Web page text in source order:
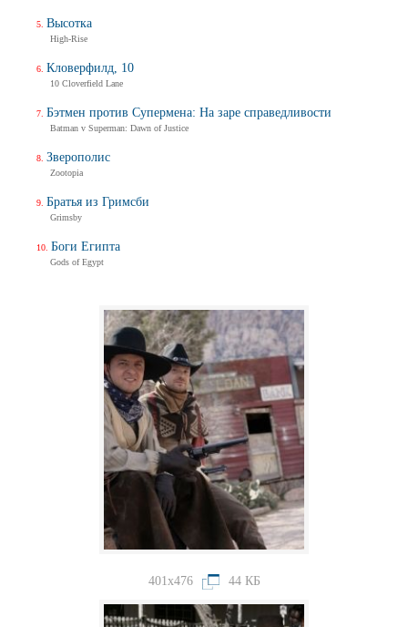
401x476 44 КБ
Высотка
High-Rise
Кловерфилд, 10
10 Cloverfield Lane
Бэтмен против Супермена: На заре справедливости
Batman v Superman: Dawn of Justice
Зверополис
Zootopia
Братья из Гримсби
Grimsby
Боги Египта
Gods of Egypt